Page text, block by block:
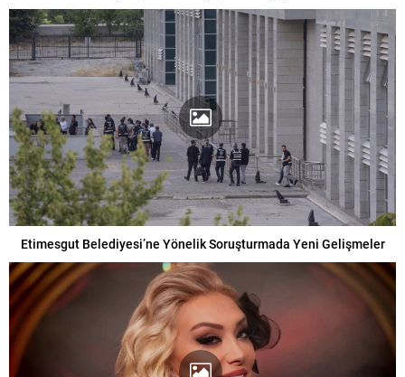
Etimesgut Belediyesi’ne Yönelik Soruşturmada Yeni Gelişmeler